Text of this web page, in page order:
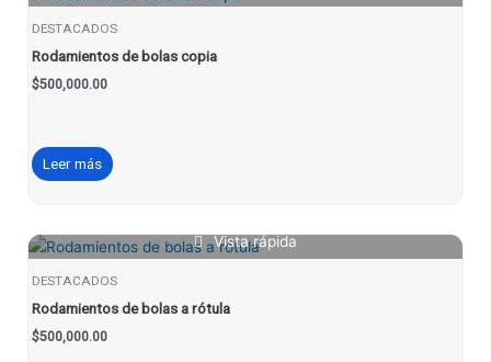
DESTACADOS
Rodamientos de bolas copia
$500,000.00
Leer más
Vista rápida
DESTACADOS
Rodamientos de bolas a rótula
$500,000.00